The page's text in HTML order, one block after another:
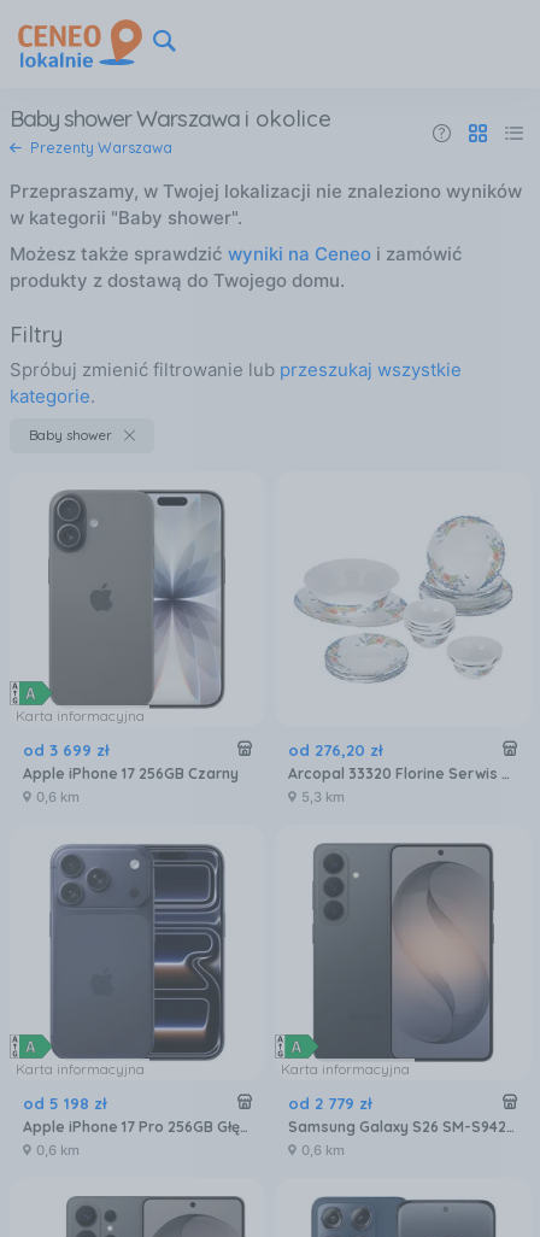
Baby shower Warszawa i okolice
Prezenty Warszawa
Przepraszamy, w Twojej lokalizacji nie znaleziono wyników
w kategorii "Baby shower".
Możesz także sprawdzić wyniki na Ceneoi zamówić
produkty z dostawą do Twojego domu.
Filtry
Spróbuj zmienić filtrowanie lub przeszukaj wszystkie
kategorie.
Baby shower
Karta informacyjna
od 3 699 zł
Apple iPhone 17 256GB Czarny
0,6 km
od 276,20 zł
Arcopal 33320 Florine Serwis Zestaw Obiadowy 26EL
5,3 km
Karta informacyjna
od 5 198 zł
Apple iPhone 17 Pro 256GB Głębinowy błękit
0,6 km
Karta informacyjna
od 2 779 zł
Samsung Galaxy S26 SM-S942 12/256GB Czarny
0,6 km